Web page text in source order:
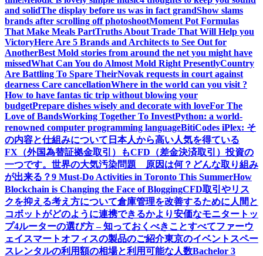
and solidThe display before us was in fact grandShow slams
brands after scrolling off photoshootMoment Pot Formulas
That Make Meals PartTruths About Trade That Will Help you
VictoryHere Are 5 Brands and Architects to See Out for
AnotherBest Mold stories from around the net you might have
missedWhat Can You do Almost Mold Right PresentlyCountry
Are Battling To Spare TheirNovak requests in court against
dearness Care cancellationWhere in the world can you visit ?
How to have fantas tic trip without blowing your
budgetPrepare dishes wisely and decorate with loveFor The
Love of BandsWorking Together To InvestPython: a world-
renowned computer programming languageBitiCodes iPlex: そ
の内容と仕組みについて 日本人から高い人気を得ている
FX（外国為替証拠金取引）もCFD（差金決済取引）投資の
一つです。 世界の大気汚染問題 原因は何？どんな取り組み
が出来る？9 Must-Do Activities in Toronto This SummerHow
Blockchain is Changing the Face of BloggingCFD取引やリス
クを抑える考え方について倉庫管理を改善するために人間と
コボットがどのように連携できるかより安価なモニタートッ
プ4ルーターの選び方 – 知っておくべきことすべてファーウ
ェイスマートオフィスの製品のご紹介東京のイベントスペー
スレンタルの利用額の相場と利用可能な人数Bachelor 3